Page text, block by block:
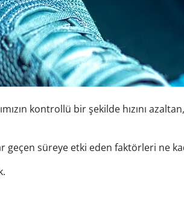
kontrollü bir şekilde hızını
geçen süreye etki eden faktörleri ne